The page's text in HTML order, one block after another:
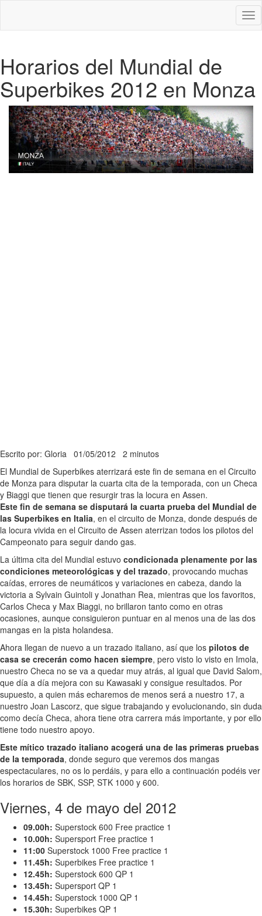
Horarios del Mundial de
Superbikes 2012 en Monza
Escrito por: Gloria 01/05/2012 2 minutos
El Mundial de Superbikes aterrizará este fin de semana en el Circuito
de Monza para disputar la cuarta cita de la temporada, con un Checa
y Biaggi que tienen que resurgir tras la locura en Assen.
Este fin de semana se disputará la cuarta prueba del Mundial de
las Superbikes en Italia, en el circuito de Monza, donde después de
la locura vivida en el Circuito de Assen aterrizan todos los pilotos del
Campeonato para seguir dando gas.
La última cita del Mundial estuvo condicionada plenamente por las
condiciones meteorológicas y del trazado, provocando muchas
caídas, errores de neumáticos y variaciones en cabeza, dando la
victoria a Sylvain Guintoli y Jonathan Rea, mientras que los favoritos,
Carlos Checa y Max Biaggi, no brillaron tanto como en otras
ocasiones, aunque consiguieron puntuar en al menos una de las dos
mangas en la pista holandesa.
Ahora llegan de nuevo a un trazado italiano, así que los pilotos de
casa se crecerán como hacen siempre, pero visto lo visto en Imola,
nuestro Checa no se va a quedar muy atrás, al igual que David Salom,
que día a día mejora con su Kawasaki y consigue resultados. Por
supuesto, a quien más echaremos de menos será a nuestro 17, a
nuestro Joan Lascorz, que sigue trabajando y evolucionando, sin duda
como decía Checa, ahora tiene otra carrera más importante, y por ello
tiene todo nuestro apoyo.
Este mítico trazado italiano acogerá una de las primeras pruebas
de la temporada, donde seguro que veremos dos mangas
espectaculares, no os lo perdáis, y para ello a continuación podéis ver
los horarios de SBK, SSP, STK 1000 y 600.
Viernes, 4 de mayo del 2012
09.00h: Superstock 600 Free practice 1
10.00h: Supersport Free practice 1
11:00 Superstock 1000 Free practice 1
11.45h: Superbikes Free practice 1
12.45h: Superstock 600 QP 1
13.45h: Supersport QP 1
14.45h: Superstock 1000 QP 1
15.30h: Superbikes QP 1